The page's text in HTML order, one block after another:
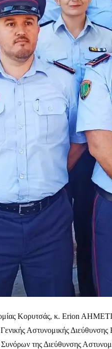
Κορυτσάς, κ. Erion
Αστυνομικής
της Διεύθυνσης